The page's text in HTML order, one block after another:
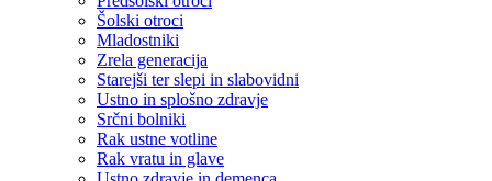
Šolski otroci
Mladostniki
Zrela generacija
Starejši ter slepi in slabovidni
Ustno in splošno zdravje
Srčni bolniki
Rak ustne votline
Rak vratu in glave